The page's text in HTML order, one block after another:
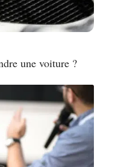
une voiture ?